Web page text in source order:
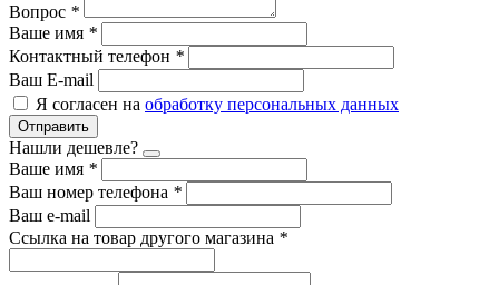
Вопрос *
Ваше имя *
Контактный телефон *
Ваш E-mail
Я согласен на обработку персональных данных
Отправить
Нашли дешевле?
Ваше имя *
Ваш номер телефона *
Ваш e-mail
Ссылка на товар другого магазина *